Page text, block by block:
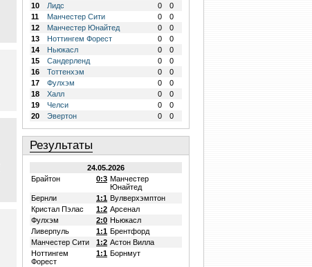
10
Лидс 0
0
11
Манчестер Сити 0
0
12
Манчестер Юнайтед 0
0
13
Ноттингем Форест 0
0
14
Ньюкасл 0
0
15
Сандерленд 0
0
16
Тоттенхэм 0
0
17
Фулхэм 0
0
18
Халл 0
0
19
Челси 0
0
20
Эвертон 0 0
Результаты
24.05.2026
Брайтон
0:3 Манчестер
Юнайтед
Бернли
1:1 Вулверхэмптон
Кристал Пэлас
1:2 Арсенал
Фулхэм
2:0 Ньюкасл
Ливерпуль
1:1 Брентфорд
Манчестер Сити
1:2 Астон Вилла
Ноттингем
Форест
1:1 Борнмут